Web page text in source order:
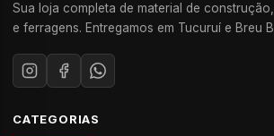
Sua loja completa de material de
e ferragens. Entregamos em Tucuruí e Breu
CATEGORIAS